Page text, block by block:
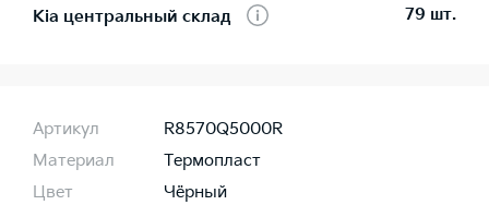
Kia центральный склад 79 шт.
Артикул
R8570Q5000R
Материал
Термопласт
Цвет
Чёрный